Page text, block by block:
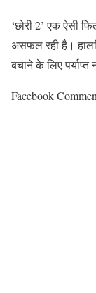
‘छोरी 2’ एक ऐसी
असफल रही है।
बचाने के लिए पर्याप्त
Facebook